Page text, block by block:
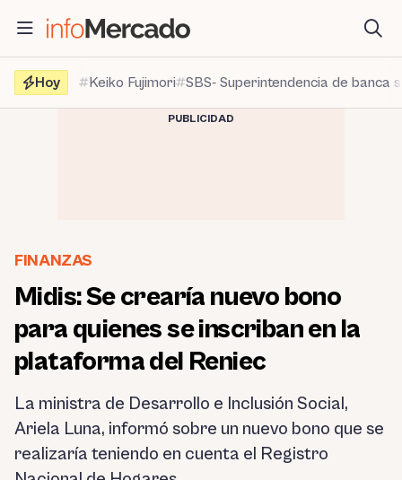
contenido
Hoy
Keiko Fujimori SBS- Superintendencia de banca
PUBLICIDAD
FINANZAS
Midis: Se crearía nuevo bono
para quienes se inscriban en la
plataforma del Reniec
La ministra de Desarrollo e Inclusión Social,
Ariela Luna, informó sobre un nuevo bono que se
realizaría teniendo en cuenta el Registro